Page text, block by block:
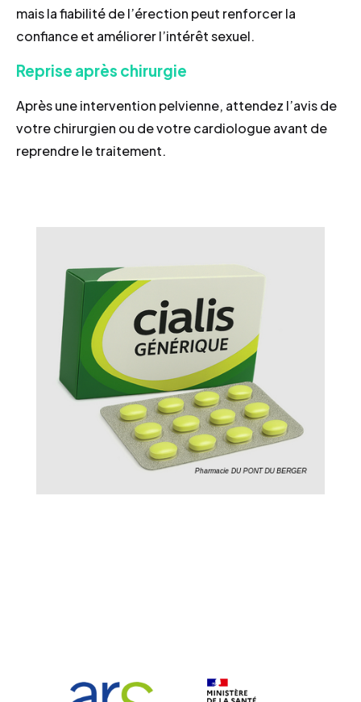
mais la fiabilité de l’érection peut renforcer la
confiance et améliorer l’intérêt sexuel.
Reprise après chirurgie
Après une intervention pelvienne, attendez l’avis de
votre chirurgien ou de votre cardiologue avant de
reprendre le traitement.